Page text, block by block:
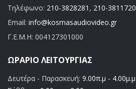
Τηλέφωνο: 210-3828281 , 210-3811720
Email: info@kosmasaudiovideo.gr
Γ.Ε.Μ.Η: 004127301000
ΩΡΆΡΙΟ ΛΕΙΤΟΥΡΓΊΑΣ
Δευτέρα - Παρασκευή: 9.00π.μ - 4.00μ.μ